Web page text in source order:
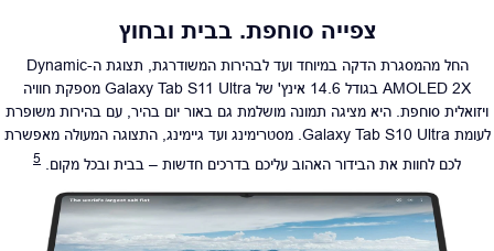
צפייה סוחפת. בבית ובחוץ
החל מהמסגרת הדקה במיוחד ועד לבהירות המשודרגת, תצוגת ה-Dynamic
AMOLED 2X בגודל 14.6 אינץ' של Galaxy Tab S11 Ultra מספקת חוויה
ויזואלית סוחפת. היא מציגה תמונה מושלמת גם באור יום בהיר, עם בהירות משופרת
לעומת Galaxy Tab S10 Ultra. מסטרימינג ועד גיימינג, התצוגה המעולה מאפשרת
לכם לחוות את הבידור האהוב עליכם בדרכים חדשות – בבית ובכל מקום. 5